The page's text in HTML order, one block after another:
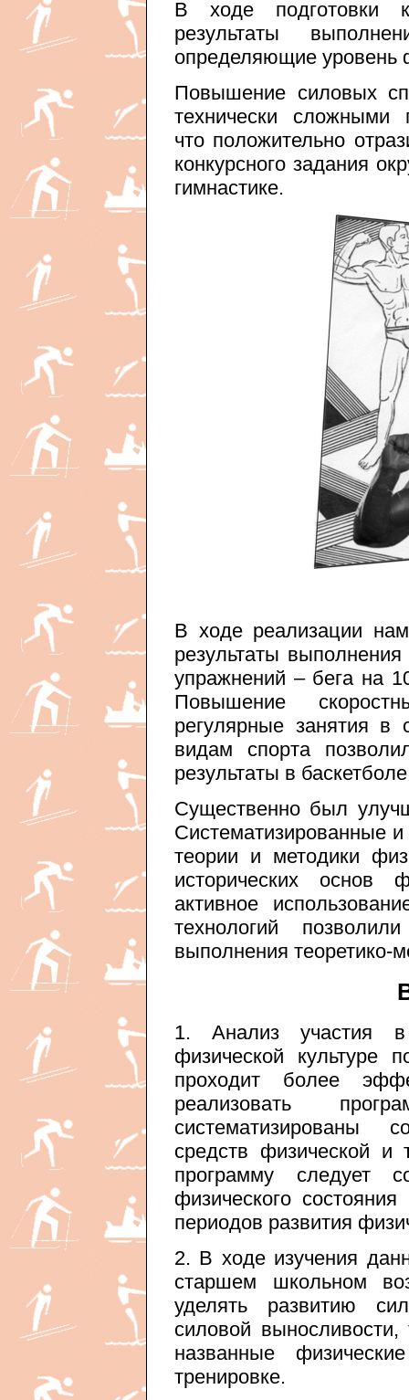
В ходе подготовки
результаты
определяющие уровень
Повышение силовых
технически сложными
что положительно
конкурсного задания
гимнастике.
В ходе реализации
результаты
упражнений – бега на
Повышение
регулярные занятия в
видам спорта
результаты в
Существенно был
Систематизированные
теории и методики
исторических основ
активное
технологий
выполнения теоретико-
1. Анализ участия
физической культуре
проходит более
реализовать
систематизированы
средств физической и
программу следует
физического
периодов развития
2. В ходе изучения
старшем школьном
уделять развитию
силовой
названные
тренировке.